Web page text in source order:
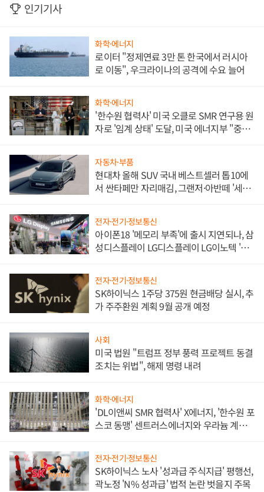
인기기사
화학·에너지
로이터 "정제연료 3만 톤 한국에서 러시아
로 이동", 우크라이나의 공격에 수요 늘어
화학·에너지
'한수원 협력사' 미국 오클로 SMR 연구용 원
자로 '임계 상태' 도달, 미국 에너지부 "중요
자동차·부품
현대차 올해 SUV 국내 베스트셀러 톱10에
서 싼타페만 자리매김, 그랜저·아반떼 '세단
전자·전기·정보통신
아이폰18 '메모리 부족'에 출시 지연되나, 삼
성디스플레이 LG디스플레이 LG이노텍 '탈
전자·전기·정보통신
SK하이닉스 1주당 375원 현금배당 실시, 추
가 주주환원 계획 9월 공개 예정
사회
미국 법원 "트럼프 정부 풍력 프로젝트 동결
조치는 위법", 해제 명령 내려
화학·에너지
'DL이앤씨 SMR 협력사' X에너지, '한수원 포
스코 동맹' 센트러스에너지와 우라늄 계약
전자·전기·정보통신
SK하이닉스 노사 '성과급 주식지급' 평행선,
곽노정 'N% 성과급' 법적 논란 벗을지 주목